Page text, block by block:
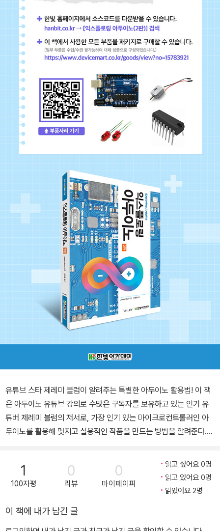
유튜브 스타 제레미 블럼이 알려주는 특별한 아두이노 활용법! 이 책
은 아두이노 유튜브 강의로 수많은 구독자를 보유하고 있는 인기 유
튜버 제레미 블럼의 저서로, 가장 인기 있는 마이크로컨트롤러인 아
두이노를 활용해 멋지고 실용적인 작품을 만드는 방법을 알려준다.
으로 응용해 볼 수 있도록 전자·컴퓨터 공학·하드웨어 제어에 관한 공
학적 원리도 명확하게 설명한다. 가까운 미래에 우리는 언제 어디에
서나 아두이노를 접하게 될 것이며, 이 책이 그러한 미래를 준비하기
규 내용 추가 및 설명 보완 - 프로젝트 진행을 위한 상세한 과정 설명
과 회로도 제시 - 실습을 직접 따라 해 볼 수 있도록 소스 코드 제공 -
1
100자평
0
리뷰
0
마이페이퍼
읽고 싶어요 0명
읽고 있어요 0명
읽었어요 2명
이 책에 내가 남긴 글